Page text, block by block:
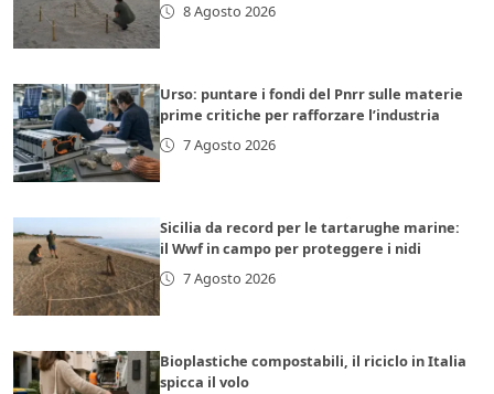
8 Agosto 2026
Urso: puntare i fondi del Pnrr sulle materie
prime critiche per rafforzare l’industria
7 Agosto 2026
Sicilia da record per le tartarughe marine:
il Wwf in campo per proteggere i nidi
7 Agosto 2026
Bioplastiche compostabili, il riciclo in Italia
spicca il volo